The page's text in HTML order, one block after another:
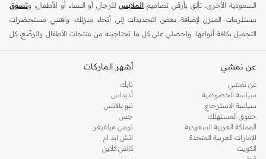
السعودية الأخرى. تألق بأرقى تصاميم الملابس للرجال أو النساء أو الأطفال، وتسوق
مستلزمات المنزل لإضافة بعض التجديدات إلى أنحاء منزلك، واقتني مستحضرات
التجميل بكافة أنواعها، واحصلي على كل ما تحتاجينه من منتجات الأطفال والرضّع، كل
أفضل العلامات التجارية في السعودية
يضم متجر نمشي السعودية أونلاين مجموعة ضخمة من المنتجات من أفضل العلامات
التجارية، بداية من الأزياء وحتى مستلزمات المنزل. ستجد لدينا كل ما ترغب به من
الملابس والأحذية والإكسسوارات وكافة احتياجاتك الأخرى من علامات رائدة مثل:
ديفاكتو ، وديزل، وبيير كاردان تومي هيلفيغر، وريفر ايلاند
ومايكل كورس ، وبيفرلي هيلز بولو كلوب ، وأمريكان إيجل
لورين
عن نمشي
عن نمشي
سياسة الخصوصية
سياسة الاسترجاع
حقوق المستهلك
المملكة العربية السعودية
الإمارات العربية المتحدة
الكويت
أشهر الماركات
نايك
أديداس
نيو بالانس
جس
تومي هيلفيغر
اتش اند ام
كالفن كلاين